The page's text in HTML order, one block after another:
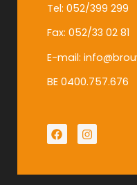
Tel: 052/399 299
Fax: 052/33 02 81
E-mail:
BE 0400.757.676